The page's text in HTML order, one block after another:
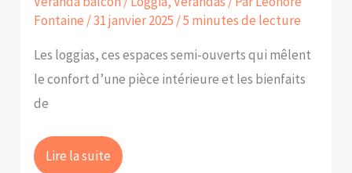
Fontaine /31 janvier 2025 /5 minutes de lecture
Les loggias, ces espaces semi-ouverts qui mêlent
le confort d’une pièce intérieure et les bienfaits
de
Lire la suite